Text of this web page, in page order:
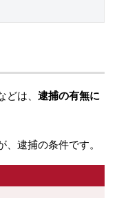
は、 逮捕の有無に
、逮捕の条件です。